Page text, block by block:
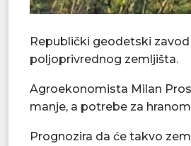
Republički geodetski
poljoprivrednog zemljišta.
Agroekonomista Milan
manje, a potrebe za
Prognozira da će takvo